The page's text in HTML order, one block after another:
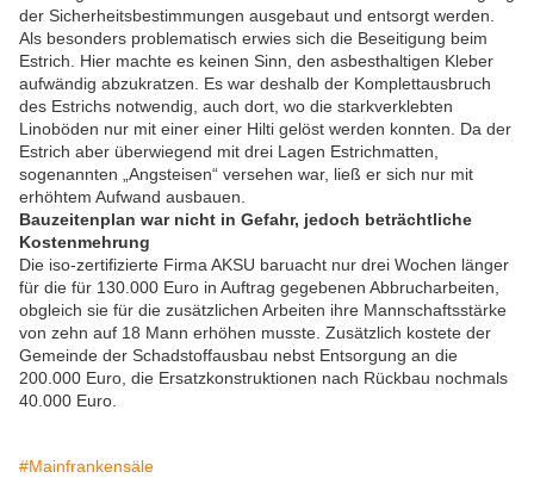
der Sicherheitsbestimmungen ausgebaut und entsorgt werden.
Als besonders problematisch erwies sich die Beseitigung beim
Estrich. Hier machte es keinen Sinn, den asbesthaltigen Kleber
aufwändig abzukratzen. Es war deshalb der Komplettausbruch
des Estrichs notwendig, auch dort, wo die starkverklebten
Linoböden nur mit einer einer Hilti gelöst werden konnten. Da der
Estrich aber überwiegend mit drei Lagen Estrichmatten,
sogenannten „Angsteisen“ versehen war, ließ er sich nur mit
erhöhtem Aufwand ausbauen.
Bauzeitenplan war nicht in Gefahr, jedoch beträchtliche
Kostenmehrung
Die iso-zertifizierte Firma AKSU baruacht nur drei Wochen länger
für die für 130.000 Euro in Auftrag gegebenen Abbrucharbeiten,
obgleich sie für die zusätzlichen Arbeiten ihre Mannschaftsstärke
von zehn auf 18 Mann erhöhen musste. Zusätzlich kostete der
Gemeinde der Schadstoffausbau nebst Entsorgung an die
200.000 Euro, die Ersatzkonstruktionen nach Rückbau nochmals
40.000 Euro.
#Mainfrankensäle